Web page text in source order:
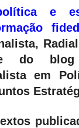
e
do
em